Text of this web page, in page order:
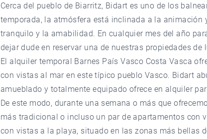
Cerca del pueblo de Biarritz, Bidart es uno de los
temporada, la atmósfera está inclinada a la animación
tranquilo y la amabilidad. En cualquier mes del año
dejar dude en reservar una de nuestras propiedades
El alquiler temporal Barnes País Vasco Costa Vasca
con vistas al mar en este típico pueblo Vasco. Bidart
amueblado y totalmente equipado ofrece en alquiler
De este modo, durante una semana o más que
más tradicional o incluso un par de apartamentos con
con vistas a la playa, situado en las zonas más bellas